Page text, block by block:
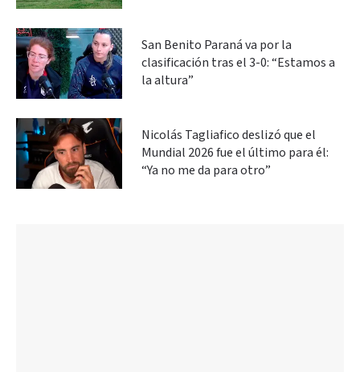
San Benito Paraná va por la
clasificación tras el 3-0: “Estamos a
la altura”
Nicolás Tagliafico deslizó que el
Mundial 2026 fue el último para él:
“Ya no me da para otro”